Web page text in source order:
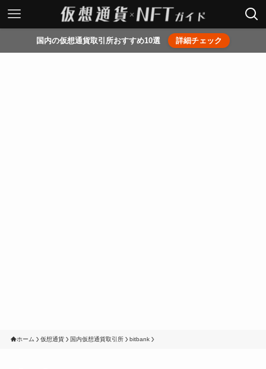
国内の仮想通貨取引所おすすめ10選 詳細チェック
ホーム 仮想通貨 国内仮想通貨取引所 bitbank